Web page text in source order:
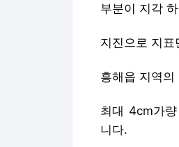
부분이 지각
지진으로 지
흥해읍 지역
최대 4cm가
니다.